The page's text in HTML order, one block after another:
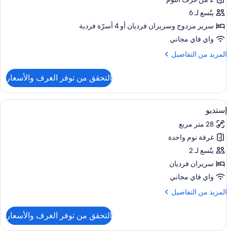
بمنظر
للبحر
-
غرفتا
نوم
-
بشرفة
للجبل
يتّسع لـ 6
سرير مزدوج‫‬ وسريران فرديان‫‬ أو 4 أسرّة فردية
واي فاي مجاني
المزيد من التفاصيل
المزيد
شقة
غرفتا
نوم
بشرفة
منظر
للجبل
التحقق من توفر الغرف والأسعار
استعراض
جميع
صور
إستديو
خزنة داخل الغرفة وستائر تعتيم ومكواة/
4
إستديو
28 متر مربع
غرفة نوم واحدة
يتّسع لـ 2
سريران فرديان
واي فاي مجاني
المزيد من التفاصيل
المزيد
إستديو
التحقق من توفر الغرف والأسعار